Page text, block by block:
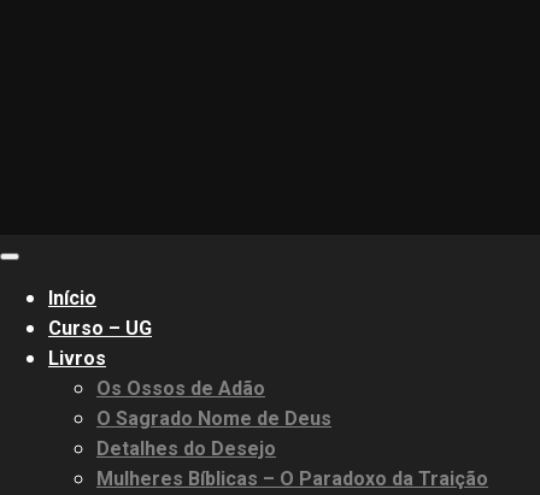
Primary
MenuInício
Curso – UG
Livros
Os Ossos de Adão
O Sagrado Nome de Deus
Detalhes do Desejo
Mulheres Bíblicas – O Paradoxo da Traição